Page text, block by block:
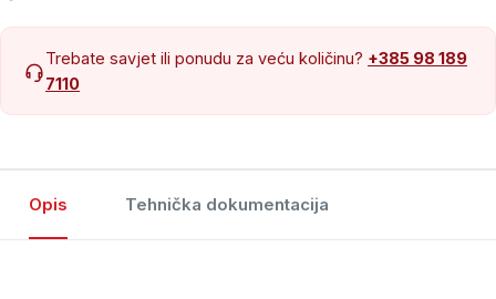
Trebate savjet ili ponudu za veću količinu? +385 98 189
7110
Opis Tehnička dokumentacija